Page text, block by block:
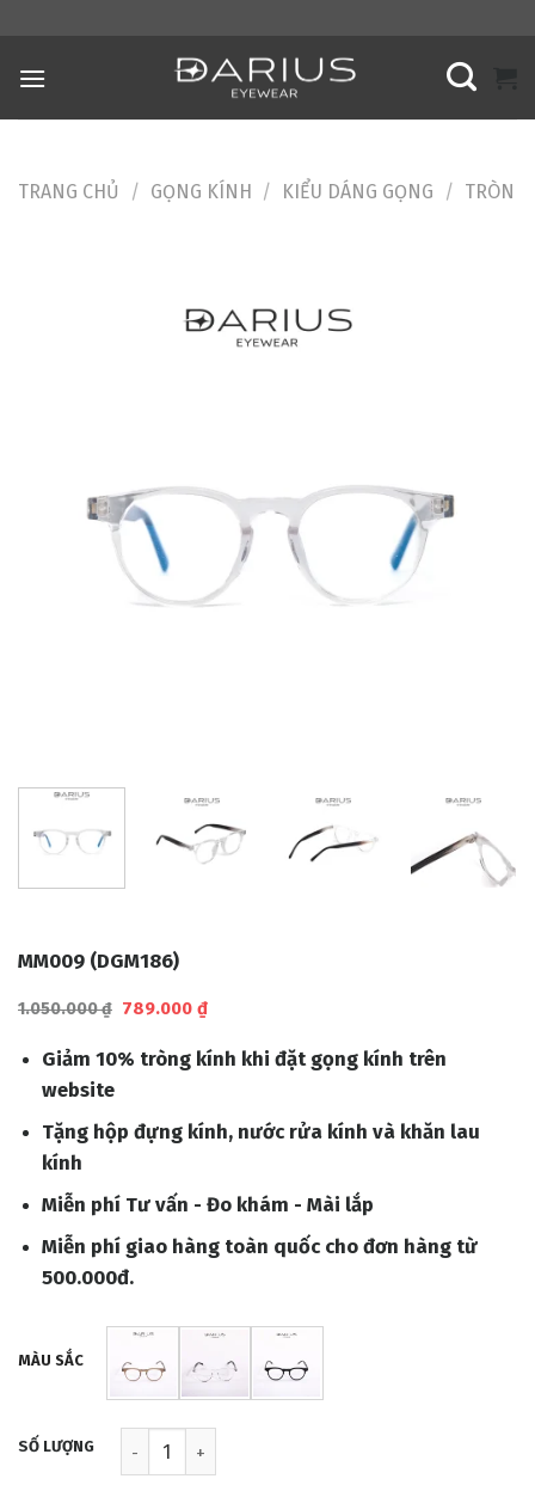
content
TRANG CHỦ / GỌNG KÍNH / KIỂU DÁNG GỌNG / TRÒN
MM009 (DGM186)
1.050.000₫ Giá
1.050.000 ₫.
789.000₫Giá
tại
là:
Giảm 10% tròng kính khi đặt gọng kính trên
website
Tặng hộp đựng kính, nước rửa kính và khăn lau
kính
Miễn phí Tư vấn - Đo khám - Mài lắp
Miễn phí giao hàng toàn quốc cho đơn hàng từ
500.000đ.
MÀU SẮC
MM009 (DGM186) số lượng